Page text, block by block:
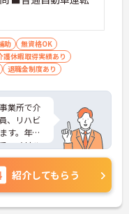
助
無資格OK
護休暇取得実績あり
退職金制度あり
業所で介
、リハビ
す。年間
、メリハ
トや嘱託
就業形態
。ご興味
に詳細を
さい。
紹介してもらう